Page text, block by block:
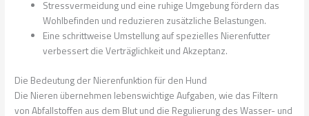
Stressvermeidung und eine ruhige Umgebung fördern das
Wohlbefinden und reduzieren zusätzliche Belastungen.
Eine schrittweise Umstellung auf spezielles Nierenfutter
verbessert die Verträglichkeit und Akzeptanz.
Die Bedeutung der Nierenfunktion für den Hund
Die Nieren übernehmen lebenswichtige Aufgaben, wie das Filtern
von Abfallstoffen aus dem Blut und die Regulierung des Wasser- und